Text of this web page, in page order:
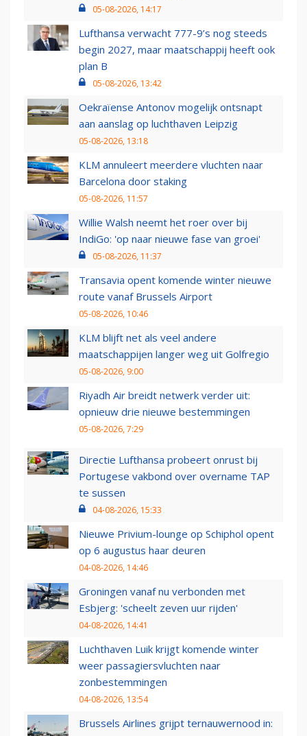
05-08-2026, 14:17
Lufthansa verwacht 777-9’s nog steeds
begin 2027, maar maatschappij heeft ook
plan B
05-08-2026, 13:42
Oekraïense Antonov mogelijk ontsnapt
aan aanslag op luchthaven Leipzig
05-08-2026, 13:18
KLM annuleert meerdere vluchten naar
Barcelona door staking
05-08-2026, 11:57
Willie Walsh neemt het roer over bij
IndiGo: 'op naar nieuwe fase van groei'
05-08-2026, 11:37
Transavia opent komende winter nieuwe
route vanaf Brussels Airport
05-08-2026, 10:46
KLM blijft net als veel andere
maatschappijen langer weg uit Golfregio
05-08-2026, 9:00
Riyadh Air breidt netwerk verder uit:
opnieuw drie nieuwe bestemmingen
05-08-2026, 7:29
Directie Lufthansa probeert onrust bij
Portugese vakbond over overname TAP
te sussen
04-08-2026, 15:33
Nieuwe Privium-lounge op Schiphol opent
op 6 augustus haar deuren
04-08-2026, 14:46
Groningen vanaf nu verbonden met
Esbjerg: 'scheelt zeven uur rijden'
04-08-2026, 14:41
Luchthaven Luik krijgt komende winter
weer passagiersvluchten naar
zonbestemmingen
04-08-2026, 13:54
Brussels Airlines grijpt ternauwernood in: